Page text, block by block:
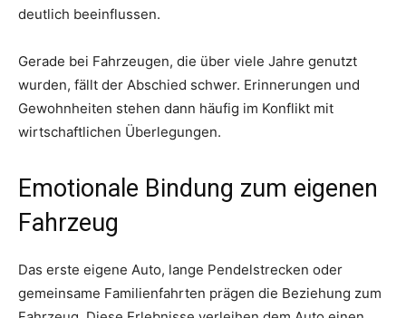
deutlich beeinflussen.
Gerade bei Fahrzeugen, die über viele Jahre genutzt
wurden, fällt der Abschied schwer. Erinnerungen und
Gewohnheiten stehen dann häufig im Konflikt mit
wirtschaftlichen Überlegungen.
Emotionale Bindung zum eigenen
Fahrzeug
Das erste eigene Auto, lange Pendelstrecken oder
gemeinsame Familienfahrten prägen die Beziehung zum